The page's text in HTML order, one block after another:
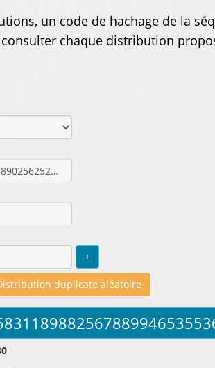
un code de hachage de la
chaque distribution